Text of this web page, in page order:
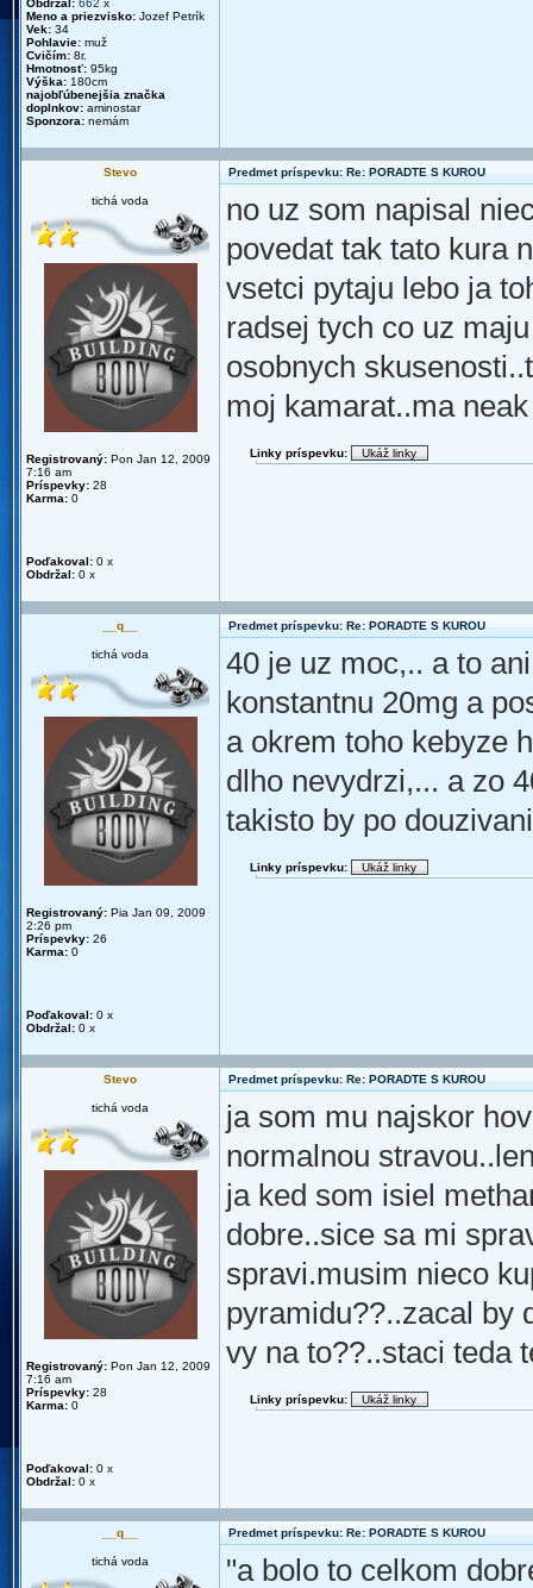
Obdržal: 662 x
Meno a priezvisko: Jozef Petrík
Vek: 34
Pohlavie: muž
Cvičím: 8r.
Hmotnosť: 95kg
Výška: 180cm
najobľúbenejšia značka
doplnkov: aminostar
Sponzora: nemám
Stevo Predmet príspevku: Re: PORADTE S KUROU
tichá voda
Registrovaný: Pon Jan 12, 2009
7:16 am
Príspevky: 28
Karma: 0
Poďakoval: 0 x
Obdržal: 0 x
no uz som napisal
povedat tak tato kura
vsetci pytaju lebo ja
radsej tych co uz
osobnych
moj kamarat..ma
Linky príspevku:
__q__ Predmet príspevku: Re: PORADTE S KUROU
tichá voda
Registrovaný: Pia Jan 09, 2009
2:26 pm
Príspevky: 26
Karma: 0
Poďakoval: 0 x
Obdržal: 0 x
40 je uz moc,.. a to
konstantnu 20mg a
a okrem toho kebyze
dlho nevydrzi,... a zo
takisto by po
Linky príspevku:
Stevo Predmet príspevku: Re: PORADTE S KUROU
tichá voda
Registrovaný: Pon Jan 12, 2009
7:16 am
Príspevky: 28
Karma: 0
Poďakoval: 0 x
Obdržal: 0 x
ja som mu najskor
normalnou
ja ked som isiel
dobre..sice sa mi
spravi.musim nieco
pyramidu??..zacal by
vy na to??..staci teda
Linky príspevku:
__q__ Predmet príspevku: Re: PORADTE S KUROU
tichá voda
"a bolo to celkom